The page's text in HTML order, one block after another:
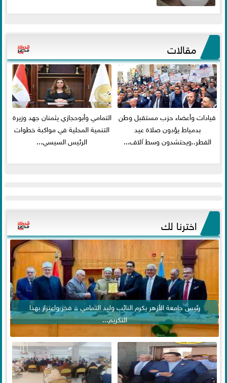
مقالات
قيادات وأعضاء حزب مستقبل وطن
بدمياط يؤدون صلاة عيد
الفطر..ويحتشدون وسط آلاف...
التمامي وأبوحجازي يثمنان جهد وزيرة
التنمية المحلية في مواكبة خطوات
الرئيس السيسي...
اخترنا لك
رئيس جامعة الأزهر يكرم النائب وليد التمامي .. فخر واعتزاز بهذا
التكريم...